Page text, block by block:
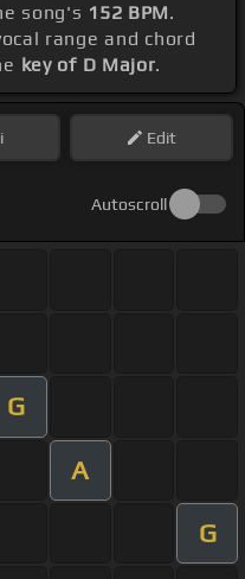
song's 152 BPM.
range and chord
key of D Major.
Edit
Autoscroll
G
A
G